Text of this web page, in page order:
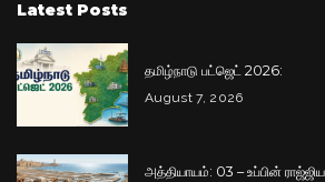
Latest Posts
தமிழ்நாடு பட்ஜெட் 2026:
August 7, 2026
அத்தியாயம்: 03 – உப்பின்